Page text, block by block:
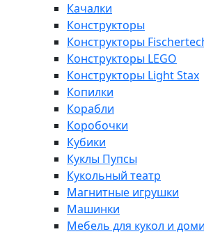
Качалки
Конструкторы
Конструкторы
Конструкторы LEGO
Конструкторы Light Stax
Копилки
Корабли
Коробочки
Кубики
Куклы Пупсы
Кукольный театр
Магнитные игрушки
Машинки
Мебель для кукол и